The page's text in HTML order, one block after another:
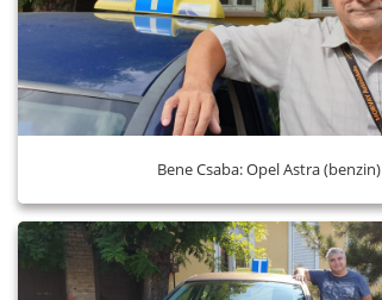
Bene Csaba: Opel Astra (benzin)